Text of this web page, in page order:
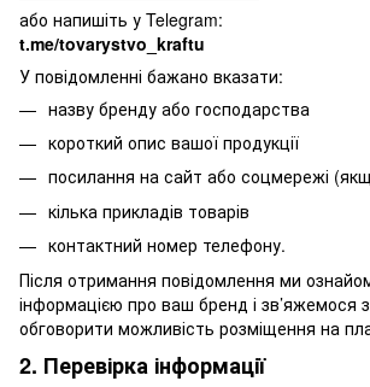
або напишіть у Telegram:
t.me/tovarystvo_kraftu
У повідомленні бажано вказати:
назву бренду або господарства
короткий опис вашої продукції
посилання на сайт або соцмережі
кілька прикладів товарів
контактний номер телефону.
Після отримання повідомлення ми
інформацією про ваш бренд і зв’яжемося
обговорити можливість розміщення на
2. Перевірка інформації